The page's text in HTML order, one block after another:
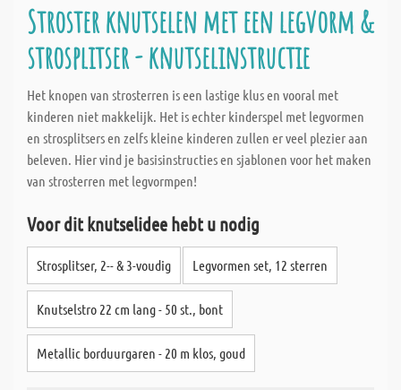
Stroster knutselen met een legvorm &
strosplitser - knutselinstructie
Het knopen van strosterren is een lastige klus en vooral met
kinderen niet makkelijk. Het is echter kinderspel met legvormen
en strosplitsers en zelfs kleine kinderen zullen er veel plezier aan
beleven. Hier vind je basisinstructies en sjablonen voor het maken
van strosterren met legvormpen!
Voor dit knutselidee hebt u nodig
Strosplitser, 2-- & 3-voudig Legvormen set, 12 sterren
Knutselstro 22 cm lang - 50 st., bont
Metallic borduurgaren - 20 m klos, goud